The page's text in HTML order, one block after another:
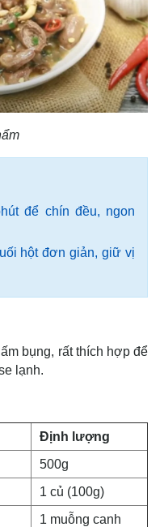
để chín đều, ngon
hột đơn giản, giữ vị
bụng, rất thích hợp để
lạnh.
Định lượng
500g
1 củ (100g)
1 muỗng canh